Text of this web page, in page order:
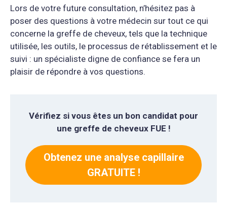
Lors de votre future consultation, n’hésitez pas à
poser des questions à votre médecin sur tout ce qui
concerne la greffe de cheveux, tels que la technique
utilisée, les outils, le processus de rétablissement et le
suivi : un spécialiste digne de confiance se fera un
plaisir de répondre à vos questions.
Vérifiez si vous êtes un bon candidat pour
une greffe de cheveux FUE !
Obtenez une analyse capillaire
GRATUITE !